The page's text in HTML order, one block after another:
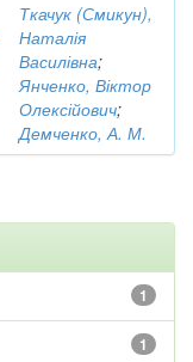
Ткачук (Смикун),
Наталія
Василівна;
Янченко, Віктор
Олексійович;
Демченко, А. М.
1
1